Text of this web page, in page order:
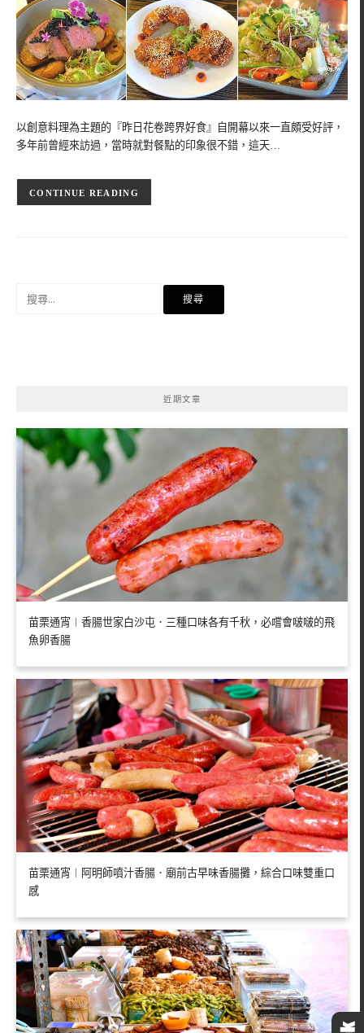
以創意料理為主題的『昨日花卷跨界好食』自開幕以來一直頗受好評，
多年前曾經來訪過，當時就對餐點的印象很不錯，這天…
CONTINUE READING
近期文章
苗栗通宵︱香腸世家白沙屯．三種口味各有千秋，必嚐會啵啵的飛
魚卵香腸
苗栗通宵︱阿明師噴汁香腸．廟前古早味香腸攤，綜合口味雙重口
感